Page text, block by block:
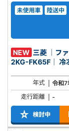
未使用車 陸送中
NEW 三菱 ｜ファ
2KG-
年式
令和7
走行距離
-
検討中